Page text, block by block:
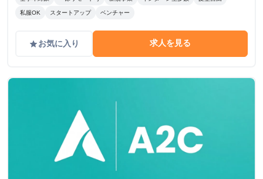
私服OK スタートアップ ベンチャー
gradeお気に入り 求人を見る